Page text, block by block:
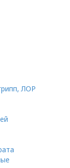
ЛОР